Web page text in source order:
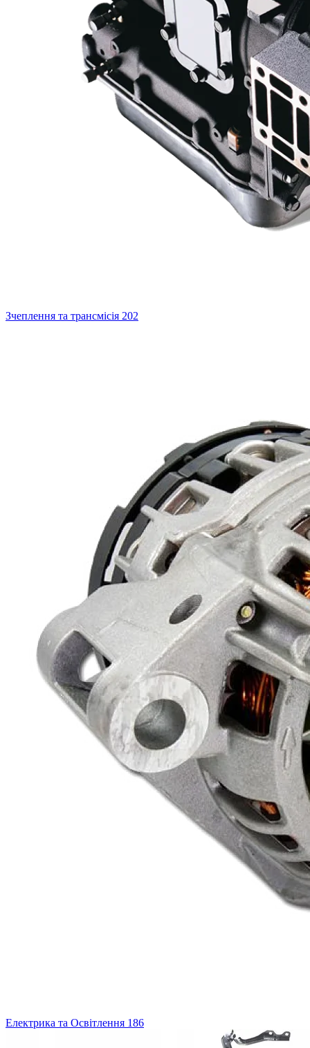
Зчеплення та трансмісія 202
Електрика та Освітлення 186